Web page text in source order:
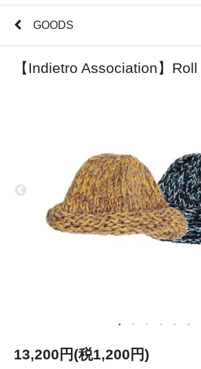
GOODS
【Indietro Association】
13,200円(税1,200円)